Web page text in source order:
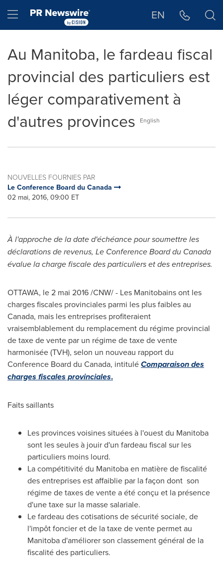
Hamburger menu EN
Au Manitoba, le fardeau fiscal
provincial des particuliers est
léger comparativement à
d'autres provinces
English
NOUVELLES FOURNIES PAR
Le Conference Board du Canada
02 mai, 2016, 09:00 ET
À l'approche de la date d'échéance pour soumettre les
déclarations de revenus, Le Conference Board du Canada
évalue la charge fiscale des particuliers et des entreprises.
OTTAWA, le 2 mai 2016 /CNW/ - Les Manitobains ont les
charges fiscales provinciales parmi les plus faibles au
Canada, mais les entreprises profiteraient
vraisemblablement du remplacement du régime provincial
de taxe de vente par un régime de taxe de vente
harmonisée (TVH), selon un nouveau rapport du
Conference Board du Canada, intituléComparaison des
charges fiscales provinciales.
Faits saillants
Les provinces voisines situées à l'ouest du Manitoba
sont les seules à jouir d'un fardeau fiscal sur les
particuliers moins lourd.
La compétitivité du Manitobaen matière de fiscalité
des entreprises est affaiblie par la façon dont son
régime de taxes de vente a été conçu et la présence
d'une taxe sur la masse salariale.
Le fardeau des cotisations de sécurité sociale, de
l'impôt foncier et de la taxe de vente permet au
Manitobad'améliorer son classement général de la
fiscalité des particuliers.